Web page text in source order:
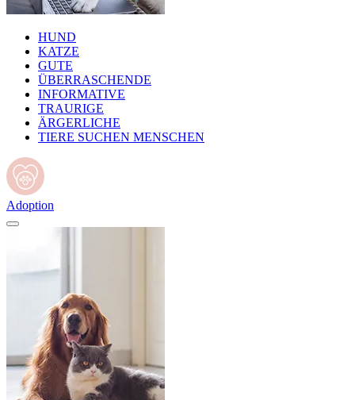
HUND
KATZE
GUTE
ÜBERRASCHENDE
INFORMATIVE
TRAURIGE
ÄRGERLICHE
TIERE SUCHEN MENSCHEN
Adoption